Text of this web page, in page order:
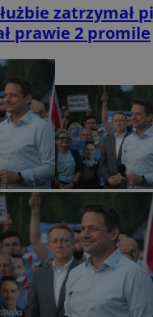
zatrzymał
prawie 2 promile